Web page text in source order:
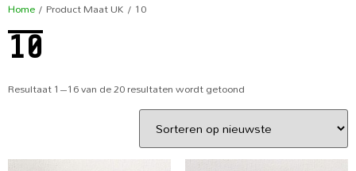
Home/ Product Maat UK / 10
10
Resultaat 1–16 van de 20 resultaten wordt getoond